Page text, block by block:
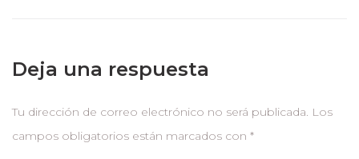
Deja una respuesta
Tu dirección de correo electrónico no será publicada. Los
campos obligatorios están marcados con *